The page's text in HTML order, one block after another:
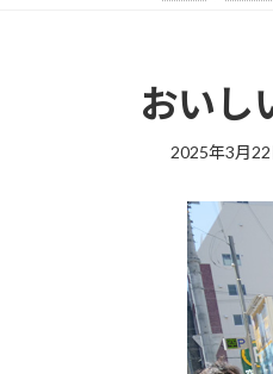
おいし
2025年3月22